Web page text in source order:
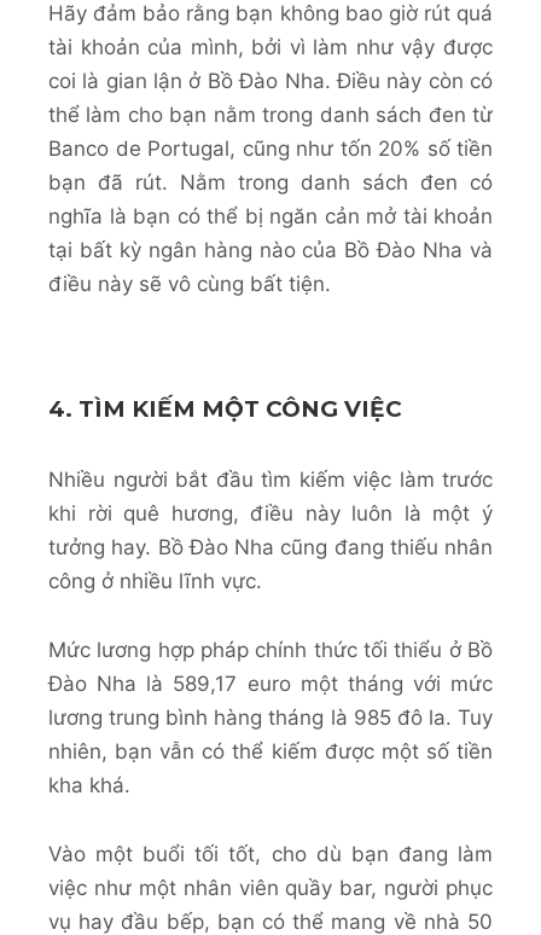
Hãy đảm bảo rằng bạn không bao giờ rút quá
tài khoản của mình, bởi vì làm như vậy được
coi là gian lận ở Bồ Đào Nha. Điều này còn có
thể làm cho bạn nằm trong danh sách đen từ
Banco de Portugal, cũng như tốn 20% số tiền
bạn đã rút. Nằm trong danh sách đen có
nghĩa là bạn có thể bị ngăn cản mở tài khoản
tại bất kỳ ngân hàng nào của Bồ Đào Nha và
điều này sẽ vô cùng bất tiện.
4. TÌM KIẾM MỘT CÔNG VIỆC
Nhiều người bắt đầu tìm kiếm việc làm trước
khi rời quê hương, điều này luôn là một ý
tưởng hay. Bồ Đào Nha cũng đang thiếu nhân
công ở nhiều lĩnh vực.
Mức lương hợp pháp chính thức tối thiểu ở Bồ
Đào Nha là 589,17 euro một tháng với mức
lương trung bình hàng tháng là 985 đô la. Tuy
nhiên, bạn vẫn có thể kiếm được một số tiền
kha khá.
Vào một buổi tối tốt, cho dù bạn đang làm
việc như một nhân viên quầy bar, người phục
vụ hay đầu bếp, bạn có thể mang về nhà 50